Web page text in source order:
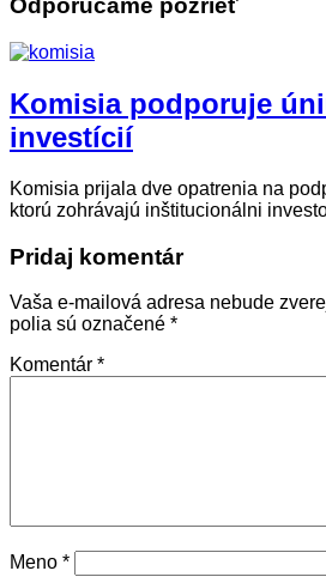
Odporúčame pozrieť
Komisia podporuje
investícií
Komisia prijala dve opatrenia na
ktorú zohrávajú inštitucionálni
Pridaj komentár
Vaša e-mailová adresa nebude
polia sú označené *
Komentár *
Meno *